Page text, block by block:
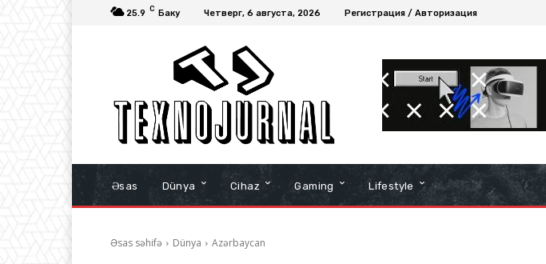
25.9 C Баку Четверг, 6 августа, 2026 Регистрация / Авторизация
Əsas Dünya Cihaz Gaming Lifestyle
Əsas səhifə Dünya Azərbaycan